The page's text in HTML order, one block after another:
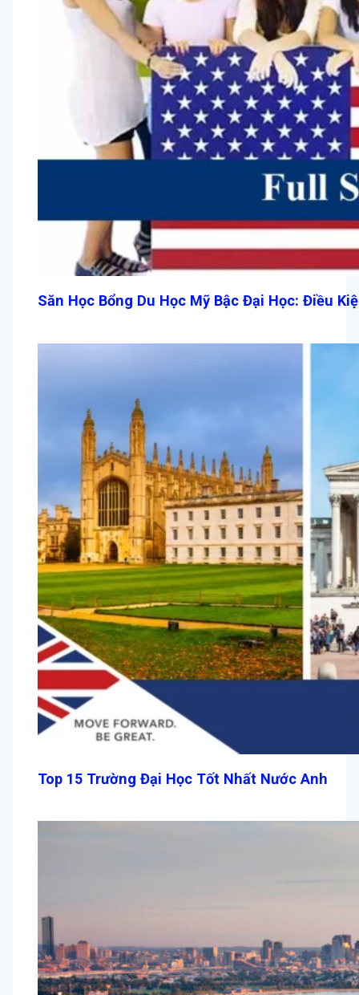
Săn Học Bổng Du Học Mỹ Bậc Đại Học: Điều
Top 15 Trường Đại Học Tốt Nhất Nước Anh